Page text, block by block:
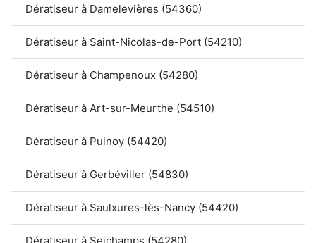
Dératiseur à Damelevières (54360)
Dératiseur à Saint-Nicolas-de-Port (54210)
Dératiseur à Champenoux (54280)
Dératiseur à Art-sur-Meurthe (54510)
Dératiseur à Pulnoy (54420)
Dératiseur à Gerbéviller (54830)
Dératiseur à Saulxures-lès-Nancy (54420)